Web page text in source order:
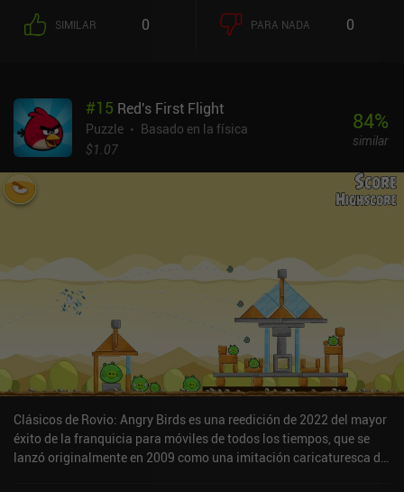
SIMILAR 0 PARA NADA 0
#15 Red's First Flight
Puzzle
Basado en la física
$1.07
84%
similar
Clásicos de Rovio: Angry Birds es una reedición de 2022 del mayor
éxito de la franquicia para móviles de todos los tiempos, que se
lanzó originalmente en 2009 como una imitación caricaturesca de